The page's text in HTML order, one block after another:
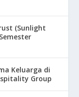
(Sunlight
Keluarga di
Group